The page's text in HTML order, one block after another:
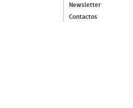
Newsletter
Contactos